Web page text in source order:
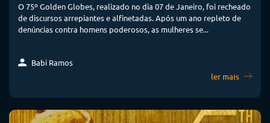
O 75º Golden Globes, realizado no dia 07 de Janeiro, foi recheado
de discursos arrepiantes e alfinetadas. Após um ano repleto de
denúncias contra homens poderosos, as mulheres se...
Babi Ramos
ler mais